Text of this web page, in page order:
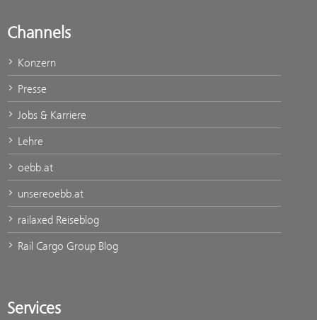
Channels
Konzern
Presse
Jobs & Karriere
Lehre
oebb.at
unsereoebb.at
railaxed Reiseblog
Rail Cargo Group Blog
Services